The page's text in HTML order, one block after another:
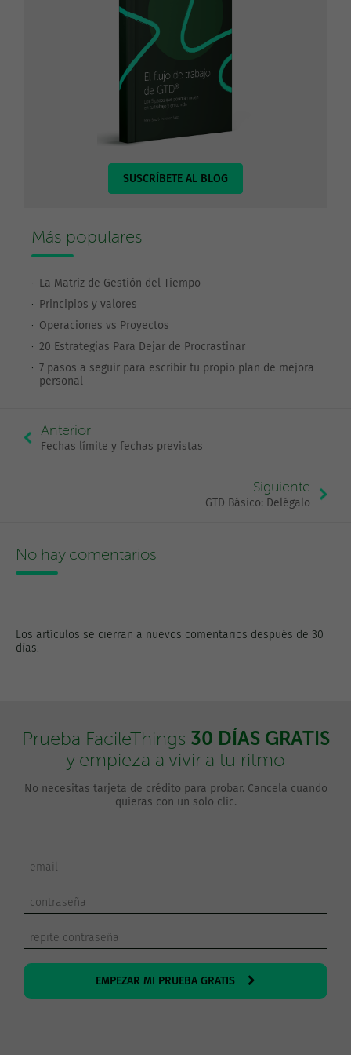
SUSCRÍBETE AL BLOG
Más populares
La Matriz de Gestión del Tiempo
Principios y valores
Operaciones vs Proyectos
20 Estrategias Para Dejar de Procrastinar
7 pasos a seguir para escribir tu propio plan de mejora
personal
Anterior
Fechas límite y fechas previstas
Siguiente
GTD Básico: Delégalo
No hay comentarios
Los artículos se cierran a nuevos comentarios después de 30
días.
Prueba FacileThings 30 DÍAS GRATIS
y empieza a vivir a tu ritmo
No necesitas tarjeta de crédito para probar. Cancela cuando
quieras con un solo clic.